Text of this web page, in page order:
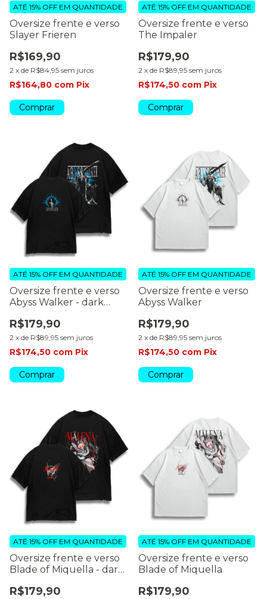
Oversize frente e verso
Slayer Frieren
R$169,90
2 x de R$84,95 sem juros
ATÉ 15% OFF EM QUANTIDADE
R$164,80 com Pix
Comprar
Oversize frente e verso
The Impaler
R$179,90
2 x de R$89,95 sem juros
ATÉ 15% OFF EM QUANTIDADE
R$174,50 com Pix
Comprar
Oversize frente e verso
Abyss Walker - dark
R$179,90
2 x de R$89,95 sem juros
ATÉ 15% OFF EM QUANTIDADE
R$174,50 com Pix
Comprar
Oversize frente e verso
Abyss Walker
R$179,90
2 x de R$89,95 sem juros
ATÉ 15% OFF EM QUANTIDADE
R$174,50 com Pix
Comprar
Oversize frente e verso
Blade of Miquella - dark
R$179,90
ATÉ 15% OFF EM QUANTIDADE
Oversize frente e verso
Blade of Miquella
R$179,90
ATÉ 15% OFF EM QUANTIDADE